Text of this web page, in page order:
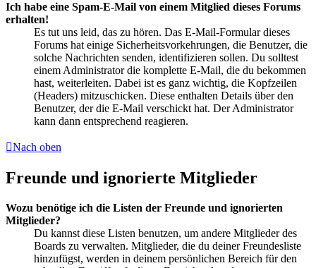
Ich habe eine Spam-E-Mail von einem Mitglied dieses Forums
erhalten!
Es tut uns leid, das zu hören. Das E-Mail-Formular dieses
Forums hat einige Sicherheitsvorkehrungen, die Benutzer, die
solche Nachrichten senden, identifizieren sollen. Du solltest
einem Administrator die komplette E-Mail, die du bekommen
hast, weiterleiten. Dabei ist es ganz wichtig, die Kopfzeilen
(Headers) mitzuschicken. Diese enthalten Details über den
Benutzer, der die E-Mail verschickt hat. Der Administrator
kann dann entsprechend reagieren.
Nach oben
Freunde und ignorierte Mitglieder
Wozu benötige ich die Listen der Freunde und ignorierten
Mitglieder?
Du kannst diese Listen benutzen, um andere Mitglieder des
Boards zu verwalten. Mitglieder, die du deiner Freundesliste
hinzufügst, werden in deinem persönlichen Bereich für den